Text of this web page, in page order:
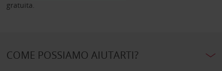
gratuita.
COME POSSIAMO AIUTARTI?